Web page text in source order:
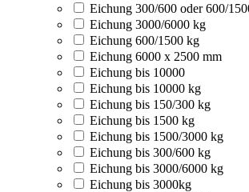
Eichung 300/600 oder 600/
Eichung 3000/6000 kg
Eichung 600/1500 kg
Eichung 6000 x 2500 mm
Eichung bis 10000
Eichung bis 10000 kg
Eichung bis 150/300 kg
Eichung bis 1500 kg
Eichung bis 1500/3000 kg
Eichung bis 300/600 kg
Eichung bis 3000/6000 kg
Eichung bis 3000kg